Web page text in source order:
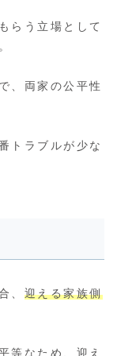
らう立場として
、両家の公平性
トラブルが少な
、 迎える家族側
等なため、迎え